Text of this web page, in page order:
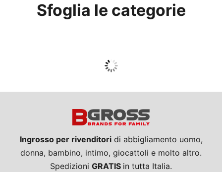
h
Sfoglia le categorie
Guarda tutto
Ingrosso per rivenditoridi abbigliamento uomo,
donna, bambino, intimo, giocattoli e molto altro.
Spedizioni GRATIS in tutta Italia.